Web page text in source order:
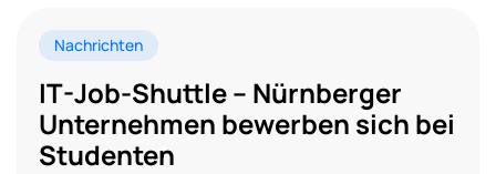
Nachrichten
IT-Job-Shuttle – Nürnberger
Unternehmen bewerben sich bei
Studenten